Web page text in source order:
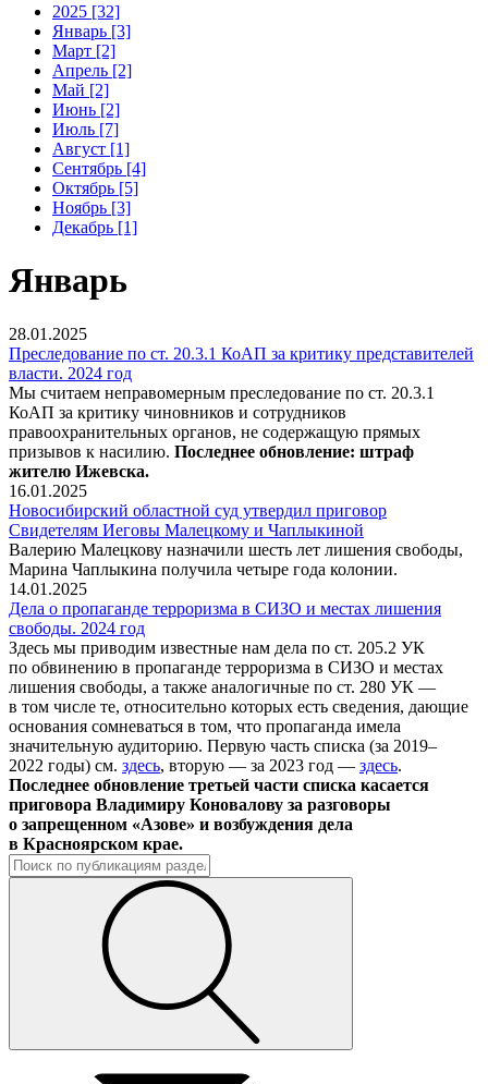
2025 [32]
Январь [3]
Март [2]
Апрель [2]
Май [2]
Июнь [2]
Июль [7]
Август [1]
Сентябрь [4]
Октябрь [5]
Ноябрь [3]
Декабрь [1]
Январь
28.01.2025
Преследование по ст. 20.3.1 КоАП за критику представителей
власти. 2024 год
Мы считаем неправомерным преследование по ст. 20.3.1
КоАП за критику чиновников и сотрудников
правоохранительных органов, не содержащую прямых
призывов к насилию. Последнее обновление: штраф
жителю Ижевска.
16.01.2025
Новосибирский областной суд утвердил приговор
Свидетелям Иеговы Малецкому и Чаплыкиной
Валерию Малецкову назначили шесть лет лишения свободы,
Марина Чаплыкина получила четыре года колонии.
14.01.2025
Дела о пропаганде терроризма в СИЗО и местах лишения
свободы. 2024 год
Здесь мы приводим известные нам дела по ст. 205.2 УК
по обвинению в пропаганде терроризма в СИЗО и местах
лишения свободы, а также аналогичные по ст. 280 УК —
в том числе те, относительно которых есть сведения, дающие
основания сомневаться в том, что пропаганда имела
значительную аудиторию. Первую часть списка (за 2019–
2022 годы) см. здесь, вторую — за 2023 год — здесь.
Последнее обновление третьей части списка касается
приговора Владимиру Коновалову за разговоры
о запрещенном «Азове» и возбуждения дела
в Красноярском крае.